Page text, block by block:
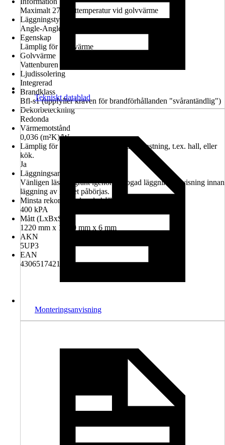
Maximalt 27°C yttemperatur vid golvvärme
Läggningstyp
Angle-Angle
Egenskap
Lämplig för golvvärme
Golvvärme
Vattenburen
Ljudissolering
Integrerad
Brandklass
Bfl-s1 (uppfyller kraven för brandförhållanden "svårantändlig")
Dekorbeteckning
Redonda
Värmemotstånd
0,036 (m²K)/W
Lämplig för utrymmen med hög fuktbelastning, t.ex. hall, eller
kök.
Ja
Läggningsanvisning
Vänligen läs noggrant igenom bifogad läggningsanvisning innan
läggning av golvet påbörjas.
Minsta rekommenderade hållfasthet för underlaget
400 kPA
Mått (LxBxS)
1220 mm x 180.0 mm x 6 mm
AKN
5UP3
EAN
4306517421281
Tekniskt datablad
Monteringsanvisning